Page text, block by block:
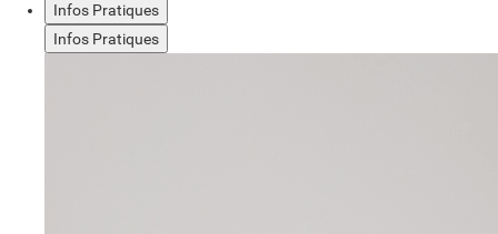
Infos Pratiques
Infos Pratiques